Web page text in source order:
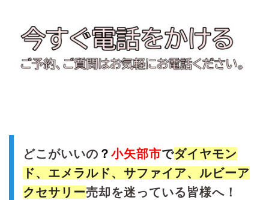
どこがいいの ？ 小矢部市でダイヤモン
ド、エメラルド、サファイア、ルビーア
クセサリー売却を迷っている皆様へ！